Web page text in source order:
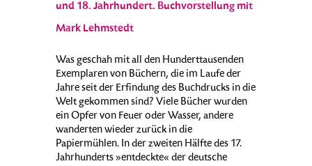
und 18. Jahrhundert. Buchvorstellung mit
Mark Lehmstedt
Was geschah mit all den Hunderttausenden
Exemplaren von Büchern, die im Laufe der
Jahre seit der Erfindung des Buchdrucks in die
Welt gekommen sind? Viele Bücher wurden
ein Opfer von Feuer oder Wasser, andere
wanderten wieder zurück in die
Papiermühlen. In der zweiten Hälfte des 17.
Jahrhunderts »entdeckte« der deutsche